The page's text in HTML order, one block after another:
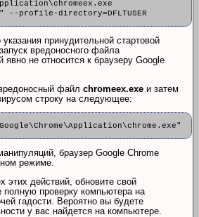
profile-directory=DFLTUSER
принудительной стартовой
вредоносного файла
явно не относится к браузеру Google
файл chromeex.exe и затем
строку на следующее:
браузер Google Chrome
режиме.
этих действий, обновите свой
полную проверку компьютера на
гадости. Вероятно вы будете
у вас найдется на компьютере.